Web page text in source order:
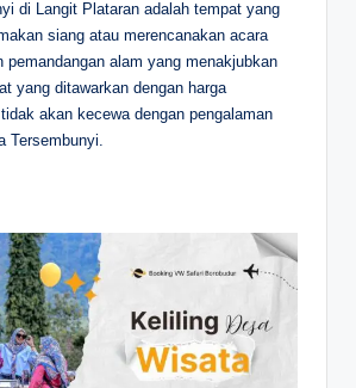
di Langit Plataran adalah tempat yang
siang atau merencanakan acara
pemandangan alam yang menakjubkan
yang ditawarkan dengan harga
akan kecewa dengan pengalaman
Tersembunyi.